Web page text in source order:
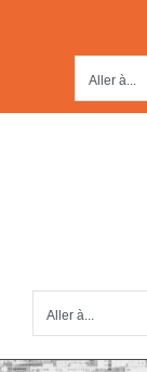
Aller à...
Aller à...